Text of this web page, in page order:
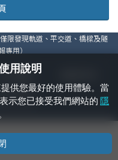
限發現軌道、平交道、橋樑及隧
用）
作權聲明
© 版權所有
23:26:18
用說明
供您最好的使用體驗。當
示您已接受我們網站的 隱
。